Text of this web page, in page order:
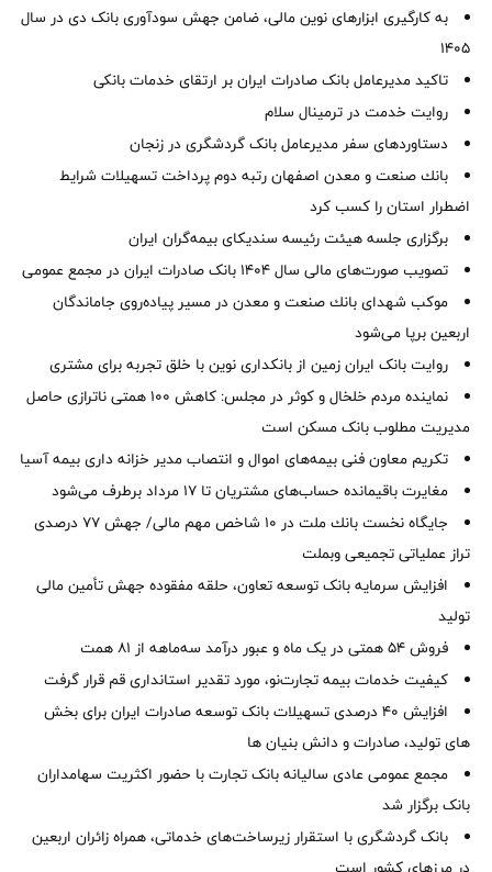
به کارگیری ابزارهای نوین مالی، ضامن جهش سودآوری بانک دی در سال
1405
تاکید مدیرعامل بانک صادرات ایران بر ارتقای خدمات بانکی
روایت خدمت در ترمینال سلام
دستاوردهای سفر مدیرعامل بانک گردشگری در زنجان
بانك صنعت و معدن اصفهان رتبه دوم پرداخت تسهیلات شرایط
اضطرار استان را كسب كرد
برگزاری جلسه هیئت رئیسه سندیکای بیمه‌گران ایران
تصویب صورت‌های مالی سال ۱۴۰۴ بانک صادرات ایران در مجمع عمومی
موكب شهدای بانك صنعت و معدن در مسیر پیاده‌روی جاماندگان
اربعین برپا می‌شود
روایت بانک ایران زمین از بانکداری نوین با خلق تجربه برای مشتری
نماینده مردم خلخال و کوثر در مجلس: کاهش ۱۰۰ همتی ناترازی حاصل
مدیریت مطلوب بانک مسکن است
تکریم معاون فنی بیمه‌های اموال و انتصاب مدیر خزانه داری بیمه آسیا
مغایرت‌ باقیمانده حساب‌های مشتریان تا ۱۷ مرداد برطرف می‌شود
جایگاه نخست بانك ملت در 10 شاخص مهم مالی/ جهش 77 درصدی
تراز عملیاتی تجمیعی وبملت
افزایش سرمایه بانک توسعه تعاون، حلقه مفقوده جهش تأمین مالی
تولید
فروش 54 همتی در یک ماه و عبور درآمد سه‌ماهه از 81 همت
کیفیت خدمات بیمه تجارت‌نو، مورد تقدیر استانداری قم قرار گرفت
افزایش 40 درصدی تسهیلات بانک توسعه صادرات ایران برای بخش
های تولید، صادرات و دانش بنیان ها
مجمع عمومی عادی سالیانه بانک تجارت با حضور اکثریت سهامداران
بانک برگزار شد
بانک گردشگری با استقرار زیرساخت‌های خدماتی، همراه زائران اربعین